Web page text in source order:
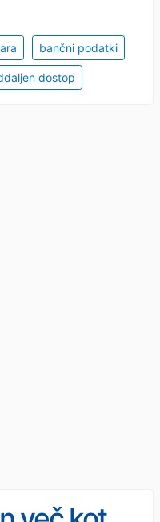
bančni podatki
dostop